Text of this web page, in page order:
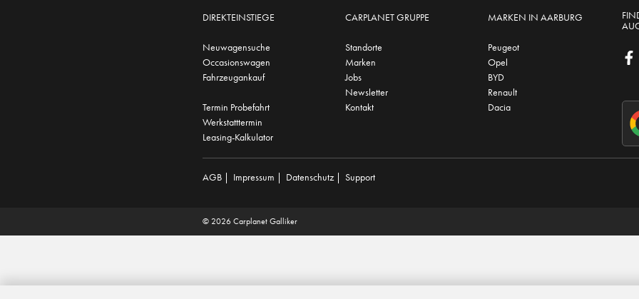
DIREKTEINSTIEGE
Neuwagensuche
Occasionswagen
Fahrzeugankauf
Termin Probefahrt
Werkstatttermin
Leasing-Kalkulator
CARPLANET GRUPPE
Standorte
Marken
Jobs
Newsletter
Kontakt
MARKEN IN AARBURG
Peugeot
Opel
BYD
Renault
Dacia
AGB | Impressum | Datenschutz| Support
© 2026 Carplanet Galliker